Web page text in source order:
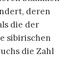
deren
die der
sibirischen
die Zahl